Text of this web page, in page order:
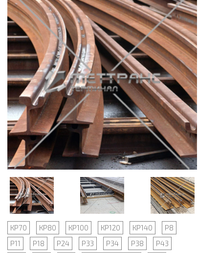
КР70 КР80 КР100 КР120 КР140
Р8
Р11
Р18 Р24 Р33 Р34 Р38
Р43